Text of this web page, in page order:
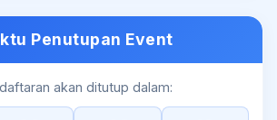
Penutupan Event
akan ditutup dalam: